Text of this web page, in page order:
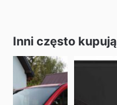
Inni często kupują